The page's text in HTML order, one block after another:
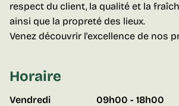
respect du client, la qualité et la
ainsi que la propreté des lieux.
Venez découvrir l'excellence de nos
Horaire
Vendredi
09h00 - 18h00